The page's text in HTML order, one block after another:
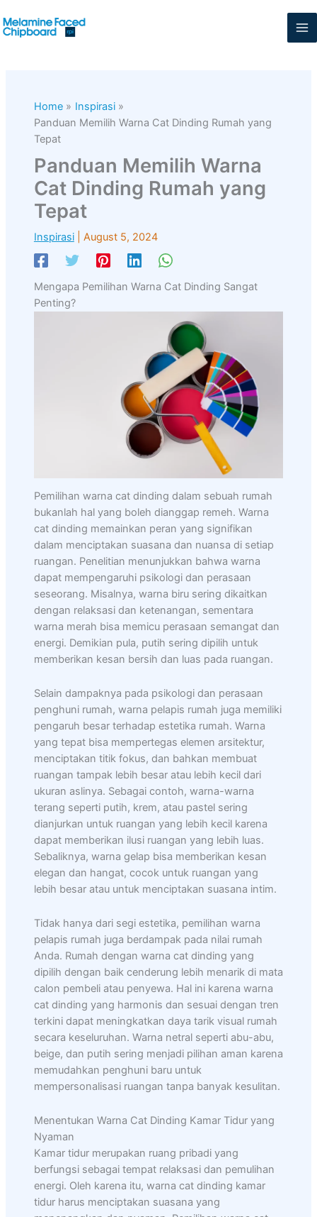
to
content
Home
Inspirasi
Panduan Memilih Warna Cat Dinding Rumah yang
Tepat
Panduan Memilih Warna
Cat Dinding Rumah yang
Tepat
Inspirasi| August 5, 2024
Mengapa Pemilihan Warna Cat Dinding Sangat
Penting?
Pemilihan warna cat dinding dalam sebuah rumah
bukanlah hal yang boleh dianggap remeh. Warna
cat dinding memainkan peran yang signifikan
dalam menciptakan suasana dan nuansa di setiap
ruangan. Penelitian menunjukkan bahwa warna
dapat mempengaruhi psikologi dan perasaan
seseorang. Misalnya, warna biru sering dikaitkan
dengan relaksasi dan ketenangan, sementara
warna merah bisa memicu perasaan semangat dan
energi. Demikian pula, putih sering dipilih untuk
memberikan kesan bersih dan luas pada ruangan.
Selain dampaknya pada psikologi dan perasaan
penghuni rumah, warna pelapis rumah juga memiliki
pengaruh besar terhadap estetika rumah. Warna
yang tepat bisa mempertegas elemen arsitektur,
menciptakan titik fokus, dan bahkan membuat
ruangan tampak lebih besar atau lebih kecil dari
ukuran aslinya. Sebagai contoh, warna-warna
terang seperti putih, krem, atau pastel sering
dianjurkan untuk ruangan yang lebih kecil karena
dapat memberikan ilusi ruangan yang lebih luas.
Sebaliknya, warna gelap bisa memberikan kesan
elegan dan hangat, cocok untuk ruangan yang
lebih besar atau untuk menciptakan suasana intim.
Tidak hanya dari segi estetika, pemilihan warna
pelapis rumah juga berdampak pada nilai rumah
Anda. Rumah dengan warna cat dinding yang
dipilih dengan baik cenderung lebih menarik di mata
calon pembeli atau penyewa. Hal ini karena warna
cat dinding yang harmonis dan sesuai dengan tren
terkini dapat meningkatkan daya tarik visual rumah
secara keseluruhan. Warna netral seperti abu-abu,
beige, dan putih sering menjadi pilihan aman karena
memudahkan penghuni baru untuk
mempersonalisasi ruangan tanpa banyak kesulitan.
Menentukan Warna Cat Dinding Kamar Tidur yang
Nyaman
Kamar tidur merupakan ruang pribadi yang
berfungsi sebagai tempat relaksasi dan pemulihan
energi. Oleh karena itu, warna cat dinding kamar
tidur harus menciptakan suasana yang